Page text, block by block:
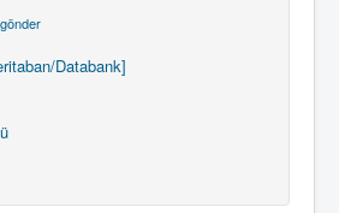
Databank]